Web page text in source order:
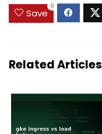
Save
0
Related Articles